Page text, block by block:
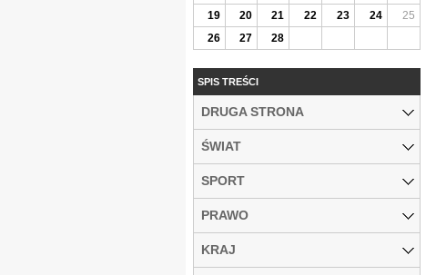
19
20 21 22 23 24
25
26
27 28
SPIS TREŚCI
DRUGA STRONA
ŚWIAT
SPORT
PRAWO
KRAJ